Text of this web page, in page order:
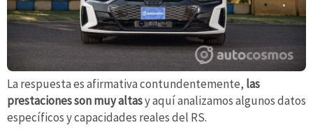
La respuesta es afirmativa contundentemente, las
prestaciones son muy altasy aquí analizamos algunos datos
específicos y capacidades reales del RS.